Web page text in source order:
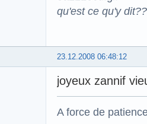
qu'est ce qu'y
23.12.2008 06:48:12
joyeux zannif
A force de